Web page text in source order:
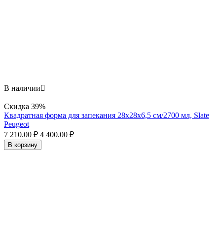
В наличии
Скидка 39%
Квадратная форма для запекания 28х28x6,5 см/2700 мл, Slate
Peugeot
7 210.00 ₽ 4 400.00 ₽
В корзину